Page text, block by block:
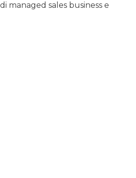
managed sales business e